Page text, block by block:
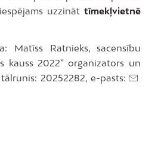
uzzināttīmekļvietnē
Matīss Ratnieks, sacensību
kauss 2022” organizators un
tālrunis: 20252282, e-pasts: